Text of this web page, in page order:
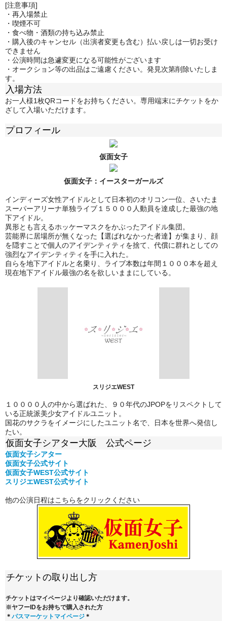
[注意事項]
・再入場禁止
・喫煙不可
・食べ物・酒類の持ち込み禁止
・購入後のキャンセル（出演者変更も含む）払い戻しは一切お受け
できません
・公演時間は急遽変更になる可能性がございます
・オークション等の出品はご遠慮ください。発見次第削除いたしま
す。
入場方法
お一人様1枚QRコードをお持ちください。専用端末にチケットをか
ざして入場いただけます。
プロフィール
仮面女子
仮面女子： イースターガールズ
インディーズ女性アイドルとして日本初のオリコン一位、さいたま
スーパーアリーナ単独ライブ１５０００人動員を達成した最強の地
下アイドル。
異形とも言えるホッケーマスクをかぶったアイドル集団。
芸能界に居場所が無くなった【選ばれなかった者達】が集まり、顔
を隠すことで個人のアイデンティティを捨て、代償に群れとしての
強烈なアイデンティティを手に入れた。
自らを地下アイドルと名乗り、ライブ本数は年間１０００本を超え
現在地下アイドル最強の名を欲しいままにしている。
スリジエWEST
１００００人の中から選ばれた、９０年代のJPOPをリスペクトして
いる正統派美少女アイドルユニット。
国花のサクラをイメージにしたユニット名で、日本を世界へ発信し
たい。
仮面女子シアター大阪 公式ページ
仮面女子シアター
仮面女子公式サイト
仮面女子WEST公式サイト
スリジエWEST公式サイト
他の公演日程はこちらをクリックください
チケットの取り出し方
チケットはマイページより確認いただけます。
※ヤフーIDをお持ちで購入された方
＊ パスマーケットマイページ ＊